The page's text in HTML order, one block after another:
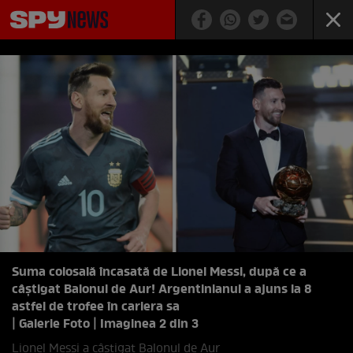
Suma colosală încasată de Lionel Messi, după ce a
câştigat Balonul de Aur! Argentinianul a ajuns la 8
astfel de trofee în cariera sa
| Galerie Foto | Imaginea 2 din 3